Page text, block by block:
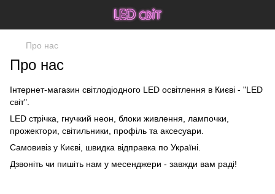
Про нас
Про нас
Інтернет-магазин світлодіодного LED освітлення в Києві - "LED
світ".
LED стрічка, гнучкий неон, блоки живлення, лампочки,
прожектори, світильники, профіль та аксесуари.
Самовивіз у Києві, швидка відправка по Україні.
Дзвоніть чи пишіть нам у месенджери - завжди вам раді!